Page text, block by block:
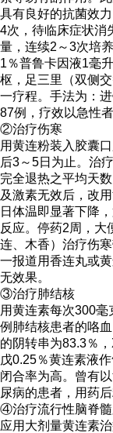
具有良好的抗菌效
4次，待临床症状消
量，连续2～3次培
1％普鲁卡因液1毫
枢，足三里（双侧
一疗程。手法为：
87例，疗效以急性者
②治疗伤寒
用黄连粉装入胶囊
后3～5日为止。治
完全退热之平均天
及激素无效后，改
日体温即显著下降
反应。停药2周，大
连、木香）治疗伤
一报道用香连丸或
无效果。
③治疗肺结核
用黄连素每次300
例肺结核患者的咯
的阴转串为83.3％
戊0.25％黄连素液
闭合率为高。曾有
尿病的患者，用药
④治疗流行性脑脊
应用大剂量黄连素